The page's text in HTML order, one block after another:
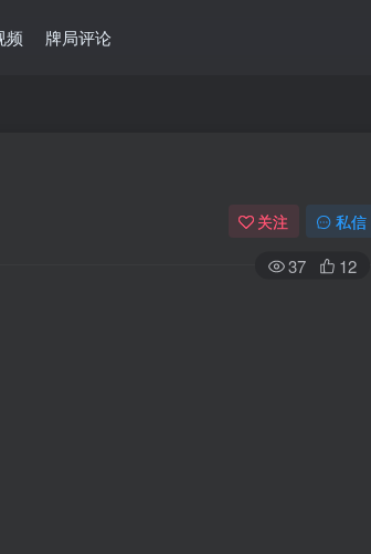
频 牌局评论
关注 私信
37 12